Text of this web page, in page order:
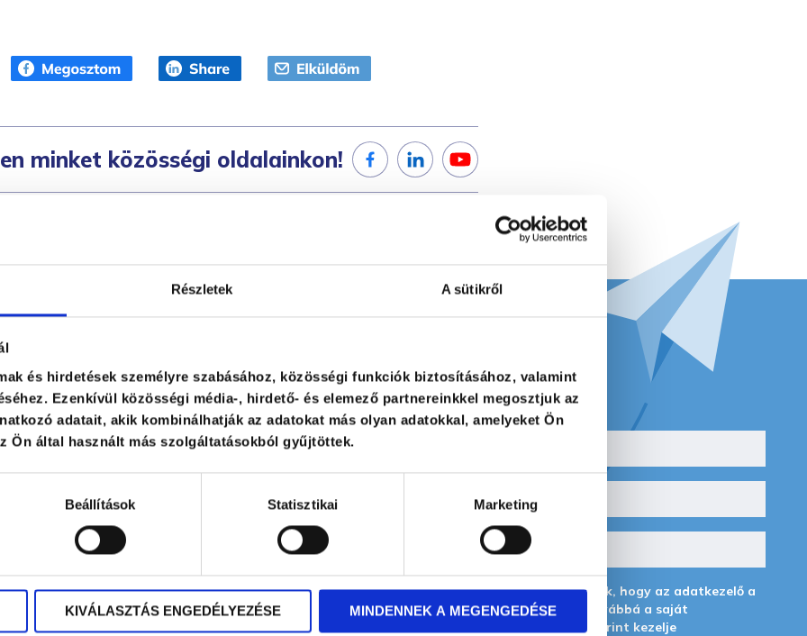
Részletek A sütikről
és hirdetések személyre szabásához, közösségi funkciók biztosításához, valamint
Ezenkívül közösségi média-, hirdető- és elemező partnereinkkel megosztjuk az
adatait, akik kombinálhatják az adatokat más olyan adatokkal, amelyeket Ön
Ön által használt más szolgáltatásokból gyűjtöttek.
Beállítások Statisztikai Marketing
KIVÁLASZTÁS ENGEDÉLYEZÉSE MINDENNEK A MEGENGEDÉSE
minket közösségi oldalainkon!
* A jelölőnégyzet bepipálásával hozzájárulok, hogy az adatkezelő a
megadott személyes adataimat a GDPR, továbbá a saját
feltételei szerint kezelje